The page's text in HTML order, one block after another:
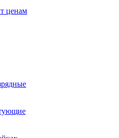
ценам